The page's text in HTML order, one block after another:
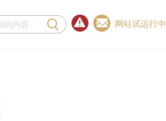
网站试运行中